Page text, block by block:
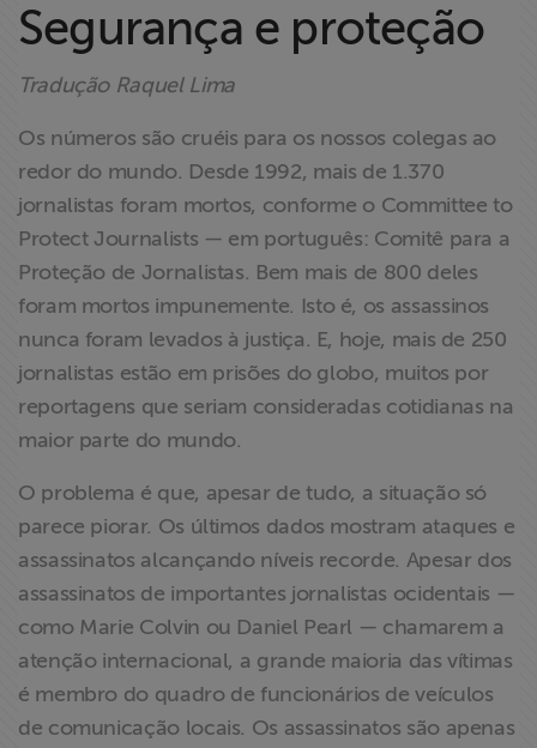
Proteção Legal
Documentários
dos
Doe para
ABRAJI
>> Conteúdo
exclusivo para
associados
Assine a nossa
newsletter
Fale Conosco
Segurança e proteção
Tradução Raquel Lima
Os números são cruéis para os nossos colegas ao
redor do mundo. Desde 1992, mais de 1.370
jornalistas foram mortos, conforme o Committee to
Protect Journalists — em português: Comitê para a
Proteção de Jornalistas. Bem mais de 800 deles
foram mortos impunemente. Isto é, os assassinos
nunca foram levados à justiça. E, hoje, mais de 250
jornalistas estão em prisões do globo, muitos por
reportagens que seriam consideradas cotidianas na
maior parte do mundo.
O problema é que, apesar de tudo, a situação só
parece piorar. Os últimos dados mostram ataques e
assassinatos alcançando níveis recorde. Apesar dos
assassinatos de importantes jornalistas ocidentais —
como Marie Colvin ou Daniel Pearl — chamarem a
atenção internacional, a grande maioria das vítimas
é membro do quadro de funcionários de veículos
de comunicação locais. Os assassinatos são apenas